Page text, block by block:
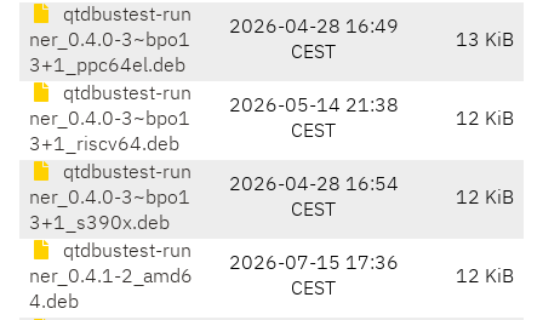
qtdbustest-run
ner_0.4.0-3~bpo1
3+1_ppc64el.deb
2026-04-28 16:49
CEST
13 KiB
qtdbustest-run
ner_0.4.0-3~bpo1
3+1_riscv64.deb
2026-05-14 21:38
CEST
12 KiB
qtdbustest-run
ner_0.4.0-3~bpo1
3+1_s390x.deb
2026-04-28 16:54
CEST
12 KiB
qtdbustest-run
ner_0.4.1-2_amd6
4.deb
2026-07-15 17:36
CEST
12 KiB